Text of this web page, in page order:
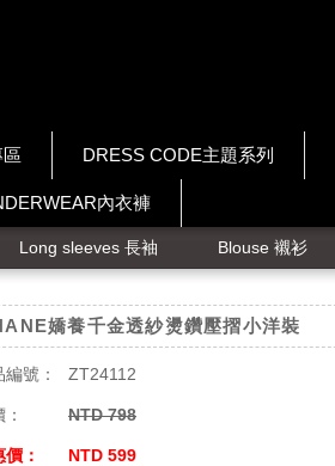
DRESS CODE主題系列
內衣褲
Long sleeves 長袖 Blouse 襯衫
嬌養千金透紗燙鑽壓摺小洋裝
號： ZT24112
NTD 798
： NTD 599